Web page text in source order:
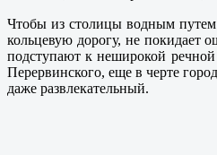
Чтобы из столицы водным путем
кольцевую дорогу, не покидает
подступают к неширокой
Перервинского, еще в черте
даже развлекательный.